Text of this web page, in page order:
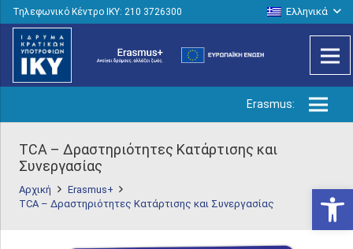
Τηλεφωνικό Κέντρο IKY: 210 3726300 Ελληνικά
Erasmus:
TCA – Δραστηριότητες Κατάρτισης και
Συνεργασίας
Αρχική
Erasmus+
TCA – Δραστηριότητες Κατάρτισης και Συνεργασίας